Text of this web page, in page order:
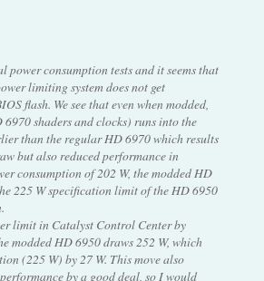
power consumption tests and it seems that
limiting system does not get
flash. We see that even when modded,
shaders and clocks) runs into the
than the regular HD 6970 which results
but also reduced performance in
consumption of 202 W, the modded HD
225 W specification limit of the HD 6950
limit in Catalyst Control Center by
modded HD 6950 draws 252 W, which
(225 W) by 27 W. This move also
by a good deal, so I would